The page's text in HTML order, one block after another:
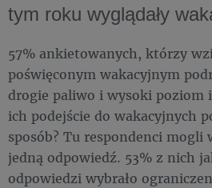
tym roku wyglądały
57% ankietowanych, którzy
poświęconym wakacyjnym
drogie paliwo i wysoki poziom
ich podejście do wakacyjnych
sposób? Tu respondenci mogli
jedną odpowiedź. 53% z nich
odpowiedzi wybrało